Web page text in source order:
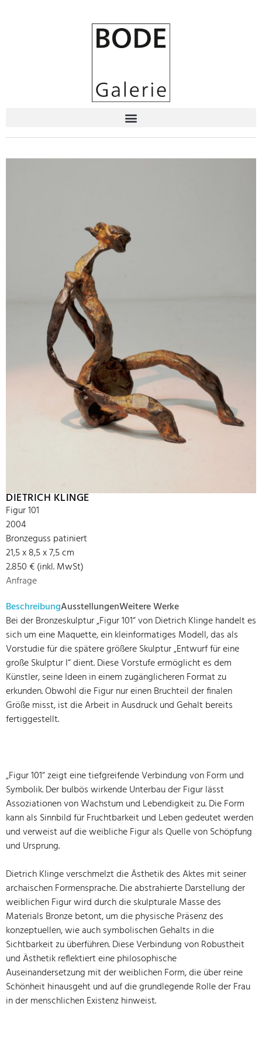
DIETRICH KLINGE
Figur 101
2004
Bronzeguss patiniert
21,5 x 8,5 x 7,5 cm
2.850 € (inkl. MwSt)
Anfrage
BeschreibungAusstellungenWeitere Werke
Bei der Bronzeskulptur „Figur 101“ von Dietrich Klinge handelt es
sich um eine Maquette, ein kleinformatiges Modell, das als
Vorstudie für die spätere größere Skulptur „Entwurf für eine
große Skulptur I“ dient. Diese Vorstufe ermöglicht es dem
Künstler, seine Ideen in einem zugänglicheren Format zu
erkunden. Obwohl die Figur nur einen Bruchteil der finalen
Größe misst, ist die Arbeit in Ausdruck und Gehalt bereits
fertiggestellt.
„Figur 101“ zeigt eine tiefgreifende Verbindung von Form und
Symbolik. Der bulbös wirkende Unterbau der Figur lässt
Assoziationen von Wachstum und Lebendigkeit zu. Die Form
kann als Sinnbild für Fruchtbarkeit und Leben gedeutet werden
und verweist auf die weibliche Figur als Quelle von Schöpfung
und Ursprung.
Dietrich Klinge verschmelzt die Ästhetik des Aktes mit seiner
archaischen Formensprache. Die abstrahierte Darstellung der
weiblichen Figur wird durch die skulpturale Masse des
Materials Bronze betont, um die physische Präsenz des
konzeptuellen, wie auch symbolischen Gehalts in die
Sichtbarkeit zu überführen. Diese Verbindung von Robustheit
und Ästhetik reflektiert eine philosophische
Auseinandersetzung mit der weiblichen Form, die über reine
Schönheit hinausgeht und auf die grundlegende Rolle der Frau
in der menschlichen Existenz hinweist.